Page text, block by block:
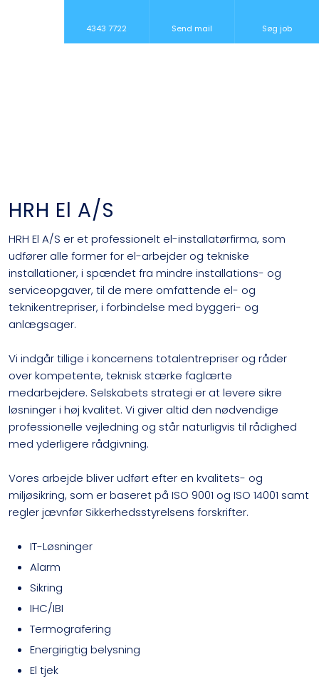
4343 7722 Send mail Søg job
HRH El A/S
​HRH El A/S er et professionelt el-installatørfirma, som
udfører alle former for el-arbejder og tekniske
installationer, i spændet fra mindre installations- og
serviceopgaver, til de mere omfattende el- og
teknikentrepriser, i forbindelse med byggeri- og
anlægsager.
Vi indgår tillige i koncernens totalentrepriser og råder
over kompetente, teknisk stærke faglærte
medarbejdere. Selskabets strategi er at levere sikre
løsninger i høj kvalitet. Vi giver altid den nødvendige
professionelle vejledning og står naturligvis til rådighed
med yderligere rådgivning.
V​ores arbejde bliver udført efter en kvalitets- og
miljøsikring, som er baseret på ISO 9001 og ISO 14001 samt
regler jævnfør Sikkerhedsstyrelsens forskrifter.​​​
IT-Løsninger
Alarm
Sikring
IHC/IBI
Termografering
Energirigtig belysning
El tjek​